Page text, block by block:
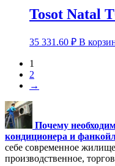
Tosot Natal
35 331.60 ₽ В
1
2
→
Почему
кондиционера и
себе современное
производственное,